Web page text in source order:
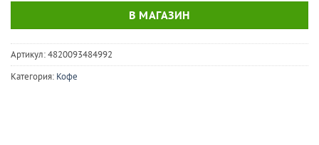
В МАГАЗИН
Артикул:4820093484992
Категория: Кофе